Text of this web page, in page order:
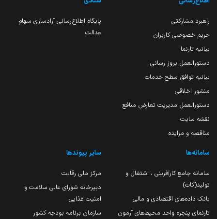
راهبرد مشارکتی
حریم خصوصی کاربران
بیانیه تارنما
دستورالعمل بروز رسانی
بیانیه توافق سطح خدمات
منشور اخلاقی
دستورالعمل مدیریت تعارض منافع
نقشه سایت
مناقصه و مزایده
پایگاه اطلاع‌رسانی آزادسازی سهام
عدالت
سامانه‌ها
سامانه جامع کارآفرینی ، اشتغال و
تولید(کات)
بانک داده‌های اقتصادی و مالی
تارنمای پنجره واحد محیط‌های آزمون
سایر پیوندها
مرکز ملی رقابت
دبیرخانه شورای عالی سلامت و
امنیت غذایی
سازمان برنامه بودجه کشور